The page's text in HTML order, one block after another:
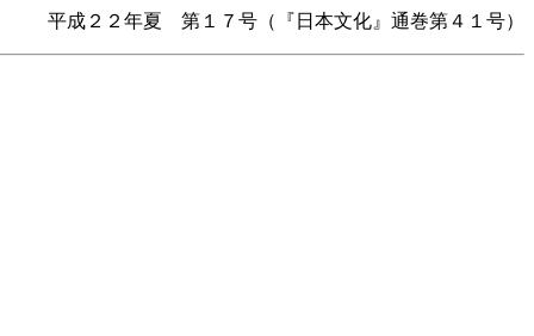
平成２２年夏 第１７号（『日本文化』通巻第４１号）